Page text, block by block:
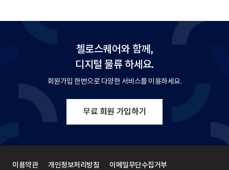
첼로스퀘어와 함께,
디지털 물류 하세요.
회원가입 한번으로 다양한 서비스를 이용하세요.
무료 회원 가입하기
이용약관 개인정보처리방침 이메일무단수집거부